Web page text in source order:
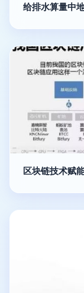
给排水算量中
区块链技术赋